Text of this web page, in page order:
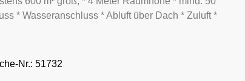
* Wasseranschluss * Abluft über Dach * Zuluft *
Nr.: 51732